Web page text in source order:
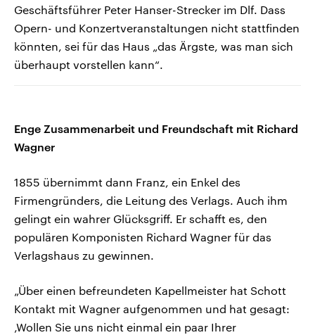
Geschäftsführer Peter Hanser-Strecker im Dlf. Dass
Opern- und Konzertveranstaltungen nicht stattfinden
könnten, sei für das Haus „das Ärgste, was man sich
überhaupt vorstellen kann“.
Enge Zusammenarbeit und Freundschaft mit Richard
Wagner
1855 übernimmt dann Franz, ein Enkel des
Firmengründers, die Leitung des Verlags. Auch ihm
gelingt ein wahrer Glücksgriff. Er schafft es, den
populären Komponisten Richard Wagner für das
Verlagshaus zu gewinnen.
„Über einen befreundeten Kapellmeister hat Schott
Kontakt mit Wagner aufgenommen und hat gesagt:
‚Wollen Sie uns nicht einmal ein paar Ihrer